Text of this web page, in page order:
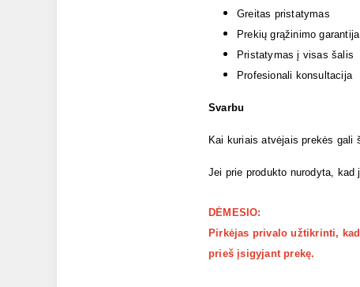
Greitas pristatymas
Prekių grąžinimo garantija
Pristatymas į visas šalis
Profesionali konsultacija
Svarbu
Kai kuriais atvėjais prekės gali
Jei prie produkto nurodyta,
DĖMESIO:
Pirkėjas privalo užtikrinti,
prieš įsigyjant prekę.